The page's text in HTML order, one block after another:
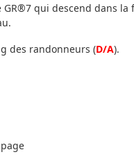
qui descend dans la
des randonneurs (D/A).